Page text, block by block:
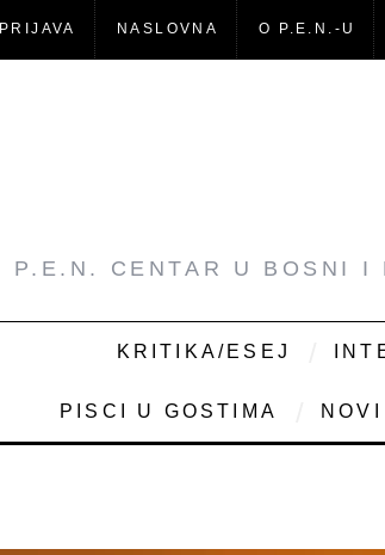
PRIJAVA NASLOVNA O P.E.N.-U
P.E.N. CENTAR U BOSNI I
KRITIKA/ESEJ
PISCI U GOSTIMA